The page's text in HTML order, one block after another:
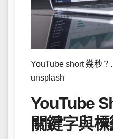
YouTube short 幾秒
unsplash
YouTube
關鍵字與